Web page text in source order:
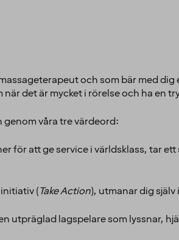
och som bär med
när det är mycket i rörelse och ha en
genom våra tre värdeord:
för att ge service i världsklass, tar
(Take Action), utmanar dig
utpräglad lagspelare som lyssnar,